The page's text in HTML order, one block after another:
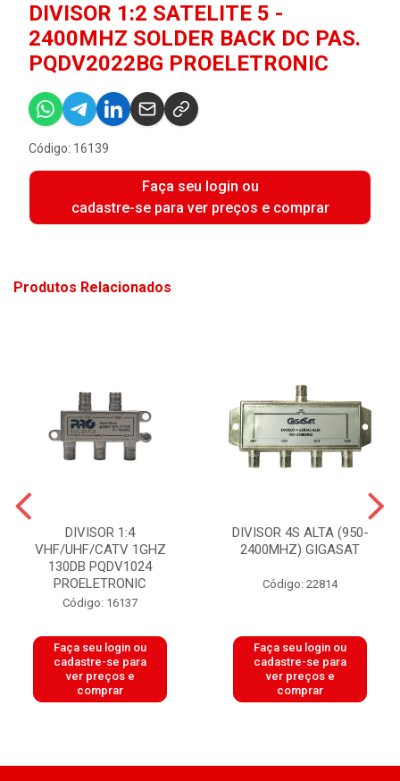
DIVISOR 1:2 SATELITE 5 -
2400MHZ SOLDER BACK DC PAS.
PQDV2022BG PROELETRONIC
Código: 16139
Faça seu login ou
cadastre-se para ver preços e comprar
Produtos Relacionados
DIVISOR 1:4
VHF/UHF/CATV 1GHZ
130DB PQDV1024
PROELETRONIC
Código: 16137
Faça seu login ou
cadastre-se para
ver preços e
comprar
DIVISOR 4S ALTA (950-
2400MHZ) GIGASAT
Código: 22814
Faça seu login ou
cadastre-se para
ver preços e
comprar